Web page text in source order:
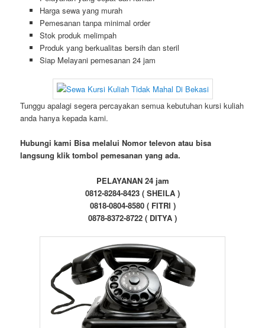
Harga sewa yang murah
Pemesanan tanpa minimal order
Stok produk melimpah
Produk yang berkualitas bersih dan steril
Siap Melayani pemesanan 24 jam
Tunggu apalagi segera percayakan semua kebutuhan kursi kuliah
anda hanya kepada kami.
Hubungi kami Bisa melalui Nomor televon atau bisa
langsung klik tombol pemesanan yang ada.
PELAYANAN 24 jam
0812-8284-8423 ( SHEILA )
0818-0804-8580 ( FITRI )
0878-8372-8722 ( DITYA )